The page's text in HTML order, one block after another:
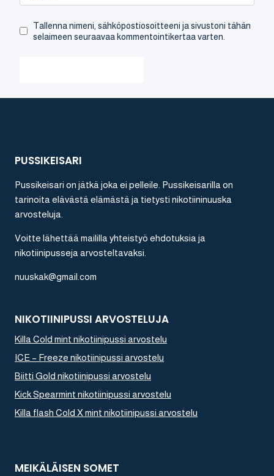
Tallenna nimeni, sähköpostiosoitteeni ja sivustoni tähän
selaimeen seuraavaa kommentointikertaa varten.
PUSSIKEISARI
Pussikeisari on jätkä joka ei pelleile. Pussikeisarilla on
tarinoita elävästä elämästä ja tietysti nikotiininuuska
arvosteluja.
Voitte lähettää maililla yhteistyö ehdotuksia ja
nikotiinipusseja arvosteltavaksi.
nuuskak@gmail.com
NIKOTIINIPUSSI ARVOSTELUJA
Killa Cold mint nikotiinipussi arvostelu
ICE – Freeze nikotiinipussi arvostelu
Biitti Gold nikotiinipussi arvostelu
Kick Spearmint nikotiinipussi arvostelu
Killa flash Cold X mint nikotiinipussi arvostelu
MEIKÄLÄISEN SOMET